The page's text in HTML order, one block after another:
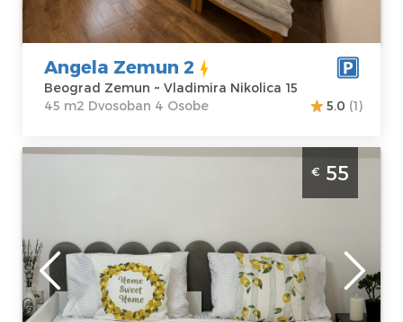
Nikolica 15
Cena
51 €
Dvosoban
Angela Zemun 2
Beograd Zemun ~ Vladimira Nikolica 15
45 m2 Dvosoban 4 Osobe
5.0 (1)
Dvosoban Apartman Angela Zemun 3
Beograd Zemun je lepo uredjen stan u
Beograd
Lokacija:
Beograd Zemun
Adresa:
Gosti:
4
Kvadratura : 43
m2
€ 55